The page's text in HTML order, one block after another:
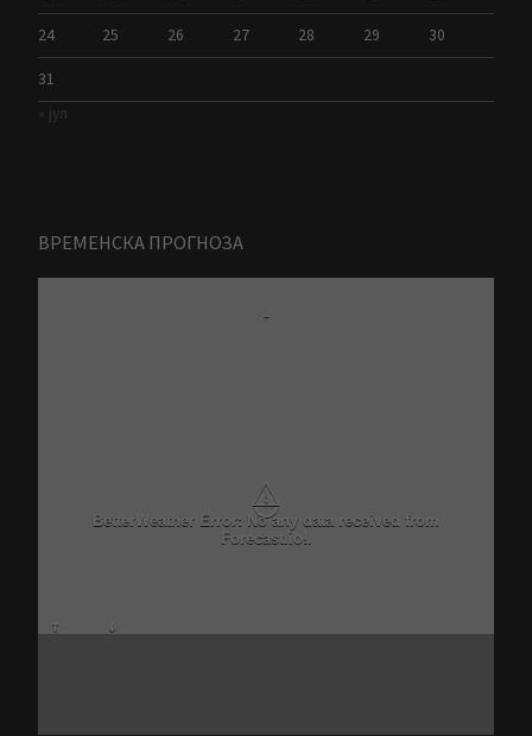
24 25 26 27 28 29 30
31
« јул
ВРЕМЕНСКА ПРОГНОЗА
-
⚠
BetterWeather Error: No any data received from
Forecast.io!.